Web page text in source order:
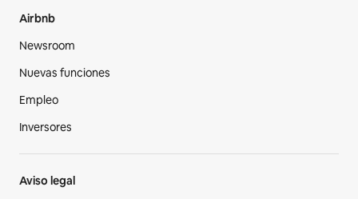
Airbnb
Newsroom
Nuevas funciones
Empleo
Inversores
Aviso legal